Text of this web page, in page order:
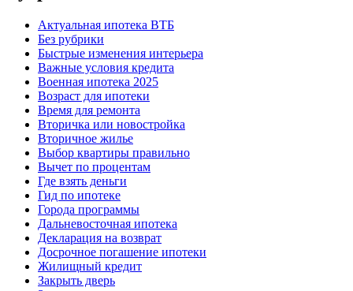
Актуальная ипотека ВТБ
Без рубрики
Быстрые изменения интерьера
Важные условия кредита
Военная ипотека 2025
Возраст для ипотеки
Время для ремонта
Вторичка или новостройка
Вторичное жилье
Выбор квартиры правильно
Вычет по процентам
Где взять деньги
Гид по ипотеке
Города программы
Дальневосточная ипотека
Декларация на возврат
Досрочное погашение ипотеки
Жилищный кредит
Закрыть дверь